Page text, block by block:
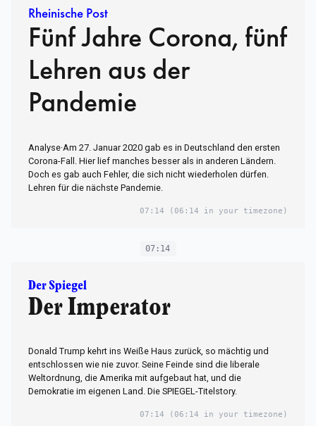
Rheinische Post
Fünf Jahre Corona, fünf
Lehren aus der
Pandemie
Analyse·Am 27. Januar 2020 gab es in Deutschland den ersten
Corona-Fall. Hier lief manches besser als in anderen Ländern.
Doch es gab auch Fehler, die sich nicht wiederholen dürfen.
Lehren für die nächste Pandemie.
07:14 (06:14 in your timezone)
07:14
Der Spiegel
Der Imperator
Donald Trump kehrt ins Weiße Haus zurück, so mächtig und
entschlossen wie nie zuvor. Seine Feinde sind die liberale
Weltordnung, die Amerika mit aufgebaut hat, und die
Demokratie im eigenen Land. Die SPIEGEL-Titelstory.
07:14 (06:14 in your timezone)